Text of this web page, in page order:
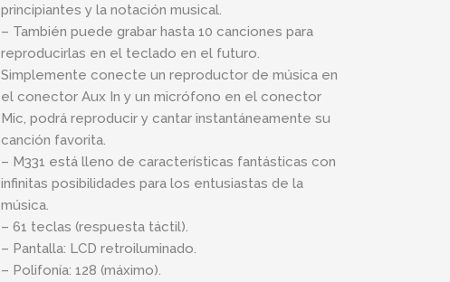
principiantes y la notación musical.
– También puede grabar hasta 10 canciones para
reproducirlas en el teclado en el futuro.
Simplemente conecte un reproductor de música en
el conector Aux In y un micrófono en el conector
Mic, podrá reproducir y cantar instantáneamente su
canción favorita.
– M331 está lleno de características fantásticas con
infinitas posibilidades para los entusiastas de la
música.
– 61 teclas (respuesta táctil).
– Pantalla: LCD retroiluminado.
– Polifonía: 128 (máximo).